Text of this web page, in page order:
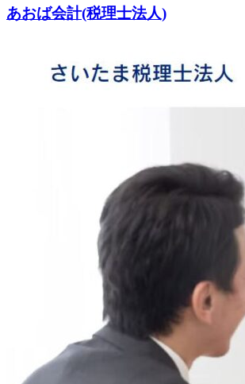
あおば会計(税理士法人)